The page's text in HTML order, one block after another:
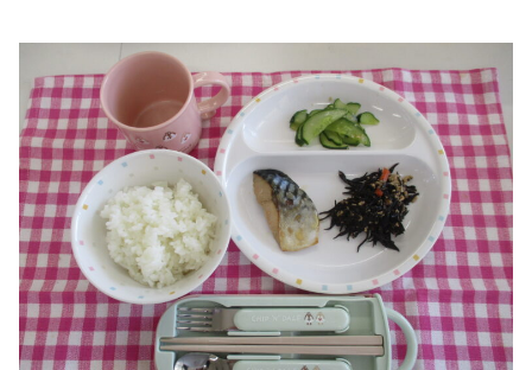
・年間行事
・自慢の給食
・アクセス
入園案内
子育て支援
未就園児教室
課外授業